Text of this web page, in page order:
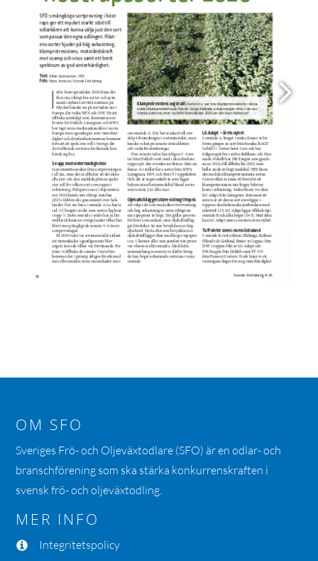
OM SFO
Sveriges Frö- och Oljeväxtodlare (SFO) är en odlar- och
branschförening som ska stärka konkurrenskraften i
svensk frö- och oljeväxtodling.
MER INFO
Integritetspolicy